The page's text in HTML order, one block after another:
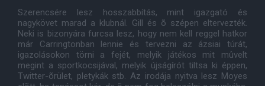
Szerencsére lesz hosszabbítás, mint igazgató és
nagykövet marad a klubnál. Gill és õ szépen eltervezték.
Neki is bizonyára furcsa lesz, hogy nem kell reggel hatkor
már Carringtonban lennie és tervezni az ázsiai túrát,
igazolásokon törni a fejét, melyik játékos mit mûvelt
megint a sportkocsijával, melyik újságírót tiltsa ki éppen,
Twitter-õrület, pletykák stb. Az irodája nyitva lesz Moyes